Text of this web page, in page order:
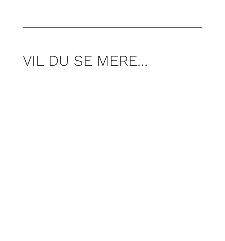
VIL DU SE MERE…